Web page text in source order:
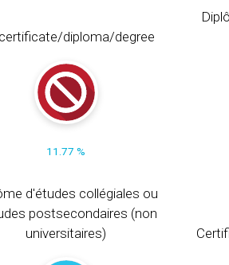
diploma/degree
11.77 %
d'études collégiales ou
postsecondaires (non
universitaires)